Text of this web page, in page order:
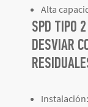
Alta
SPD TIPO
DESVIAR